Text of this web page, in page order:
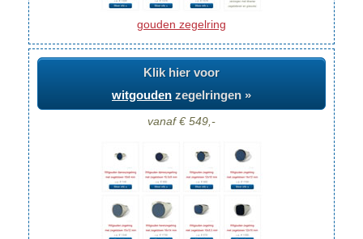
gouden zegelring
Klik hier voor
witgouden zegelringen »
vanaf € 549,-